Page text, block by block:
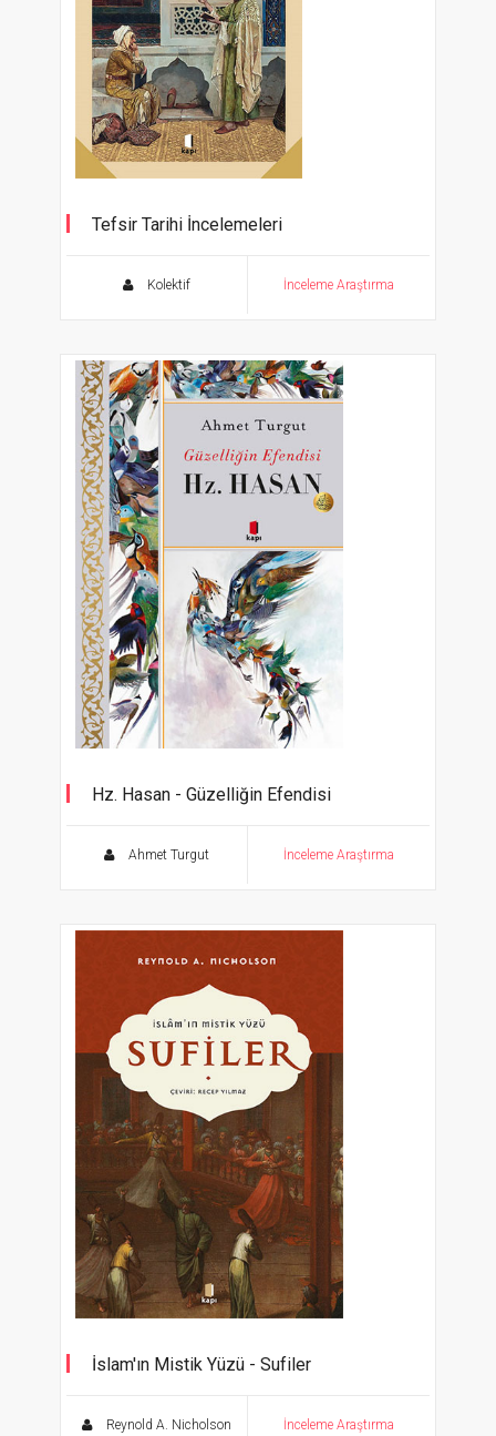
Tefsir Tarihi İncelemeleri
Kolektif İnceleme Araştırma
Hz. Hasan - Güzelliğin Efendisi
Ahmet Turgut İnceleme Araştırma
İslam'ın Mistik Yüzü - Sufiler
Reynold A. Nicholson İnceleme Araştırma